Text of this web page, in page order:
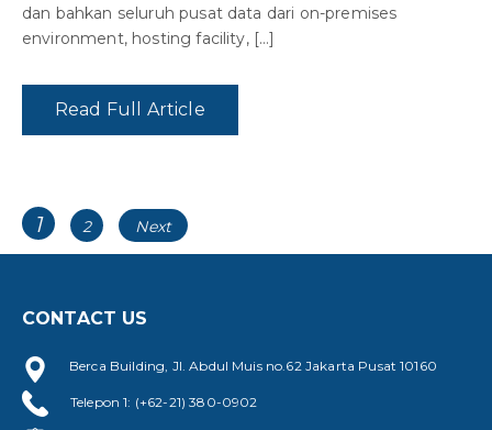
dan bahkan seluruh pusat data dari on-premises
environment, hosting facility, […]
Read Full Article
Posts
navigation
Page
1 Page
2 Next
CONTACT US
Berca Building, Jl. Abdul Muis no.62 Jakarta Pusat 10160
Telepon 1: (+62-21) 380-0902